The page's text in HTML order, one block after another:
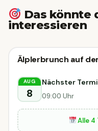
Das könnte
interessieren
Kulinarik &
Egg
Kulinarik & Genuss
Älplerbrunch auf
AUG
8
Nächster
09:00 Uhr
Alle 4